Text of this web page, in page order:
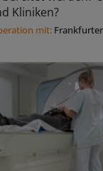
Kliniken?
mit: